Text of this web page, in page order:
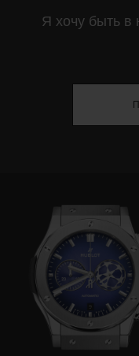
Я хочу быть в